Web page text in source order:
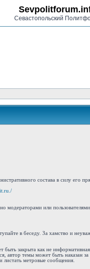
Севастопольский
состава в силу его
модераторами или
в беседу. За хамство и
закрыта как не информативная.
темы может быть наказан за
листать метровые сообщения.